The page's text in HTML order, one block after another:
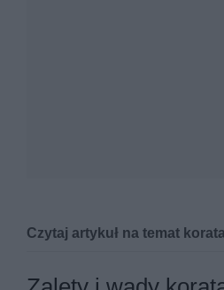
Czytaj artykuł na temat
Ten pochodzący z